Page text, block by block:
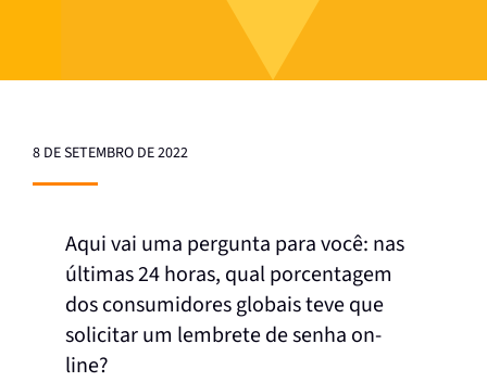
8 DE SETEMBRO DE 2022
Aqui vai uma pergunta para você: nas
últimas 24 horas, qual porcentagem
dos consumidores globais teve que
solicitar um lembrete de senha on-
line?